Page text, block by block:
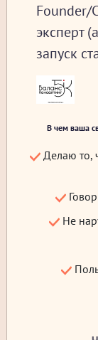
Founder/
эксперт
запуск
В чем ваша
Делаю то,
Не